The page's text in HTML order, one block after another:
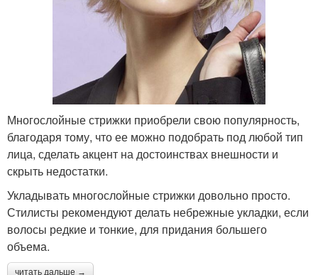
Многослойные стрижки приобрели свою популярность,
благодаря тому, что ее можно подобрать под любой тип
лица, сделать акцент на достоинствах внешности и
скрыть недостатки.
Укладывать многослойные стрижки довольно просто.
Стилисты рекомендуют делать небрежные укладки, если
волосы редкие и тонкие, для придания большего
объема.
читать дальше →